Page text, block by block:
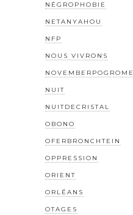
NÉGROPHOBIE
NETANYAHOU
NFP
NOUS VIVRONS
NOVEMBERPOGROME
NUIT
NUITDECRISTAL
OBONO
OFERBRONCHTEIN
OPPRESSION
ORIENT
ORLÉANS
OTAGES